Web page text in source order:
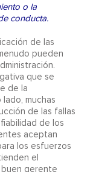
o la
conducta.
de las
pueden
que se
de la
muchas
de las fallas
de los
aceptan
los esfuerzos
el
buen gerente